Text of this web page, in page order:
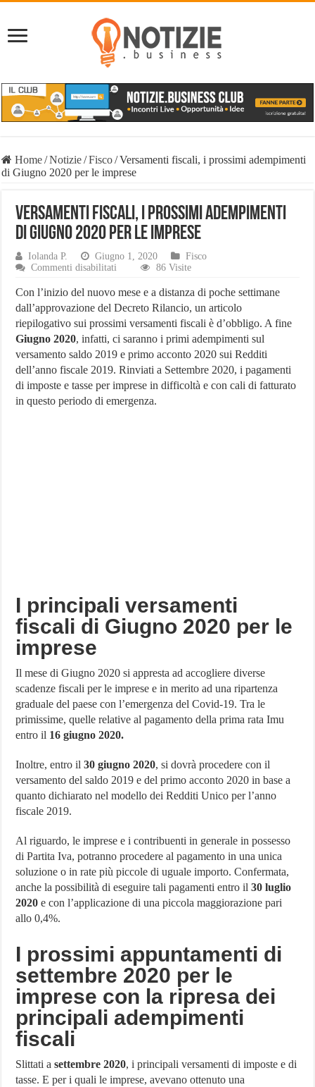
Home/Notizie/Fisco/Versamenti fiscali, i prossimi adempimenti
di Giugno 2020 per le imprese
Versamenti fiscali, i prossimi adempimenti
di Giugno 2020 per le imprese
Iolanda P. Giugno 1, 2020
Fisco
Commenti disabilitati
fiscali,
prossimi
adempimenti
di
Giugno
2020
per
imprese
86 Visite
Con l’inizio del nuovo mese e a distanza di poche settimane
dall’approvazione del Decreto Rilancio, un articolo
riepilogativo sui prossimi versamenti fiscali è d’obbligo. A fine
Giugno 2020, infatti, ci saranno i primi adempimenti sul
versamento saldo 2019 e primo acconto 2020 sui Redditi
dell’anno fiscale 2019. Rinviati a Settembre 2020, i pagamenti
di imposte e tasse per imprese in difficoltà e con cali di fatturato
in questo periodo di emergenza.
I principali versamenti
fiscali di Giugno 2020 per le
imprese
Il mese di Giugno 2020 si appresta ad accogliere diverse
scadenze fiscali per le imprese e in merito ad una ripartenza
graduale del paese con l’emergenza del Covid-19. Tra le
primissime, quelle relative al pagamento della prima rata Imu
entro il 16 giugno 2020.
Inoltre, entro il 30 giugno 2020, si dovrà procedere con il
versamento del saldo 2019 e del primo acconto 2020 in base a
quanto dichiarato nel modello dei Redditi Unico per l’anno
fiscale 2019.
Al riguardo, le imprese e i contribuenti in generale in possesso
di Partita Iva, potranno procedere al pagamento in una unica
soluzione o in rate più piccole di uguale importo. Confermata,
anche la possibilità di eseguire tali pagamenti entro il30 luglio
2020 e con l’applicazione di una piccola maggiorazione pari
allo 0,4%.
I prossimi appuntamenti di
settembre 2020 per le
imprese con la ripresa dei
principali adempimenti
fiscali
Slittati asettembre 2020, i principali versamenti di imposte e di
tasse. E per i quali le imprese, avevano ottenuto una